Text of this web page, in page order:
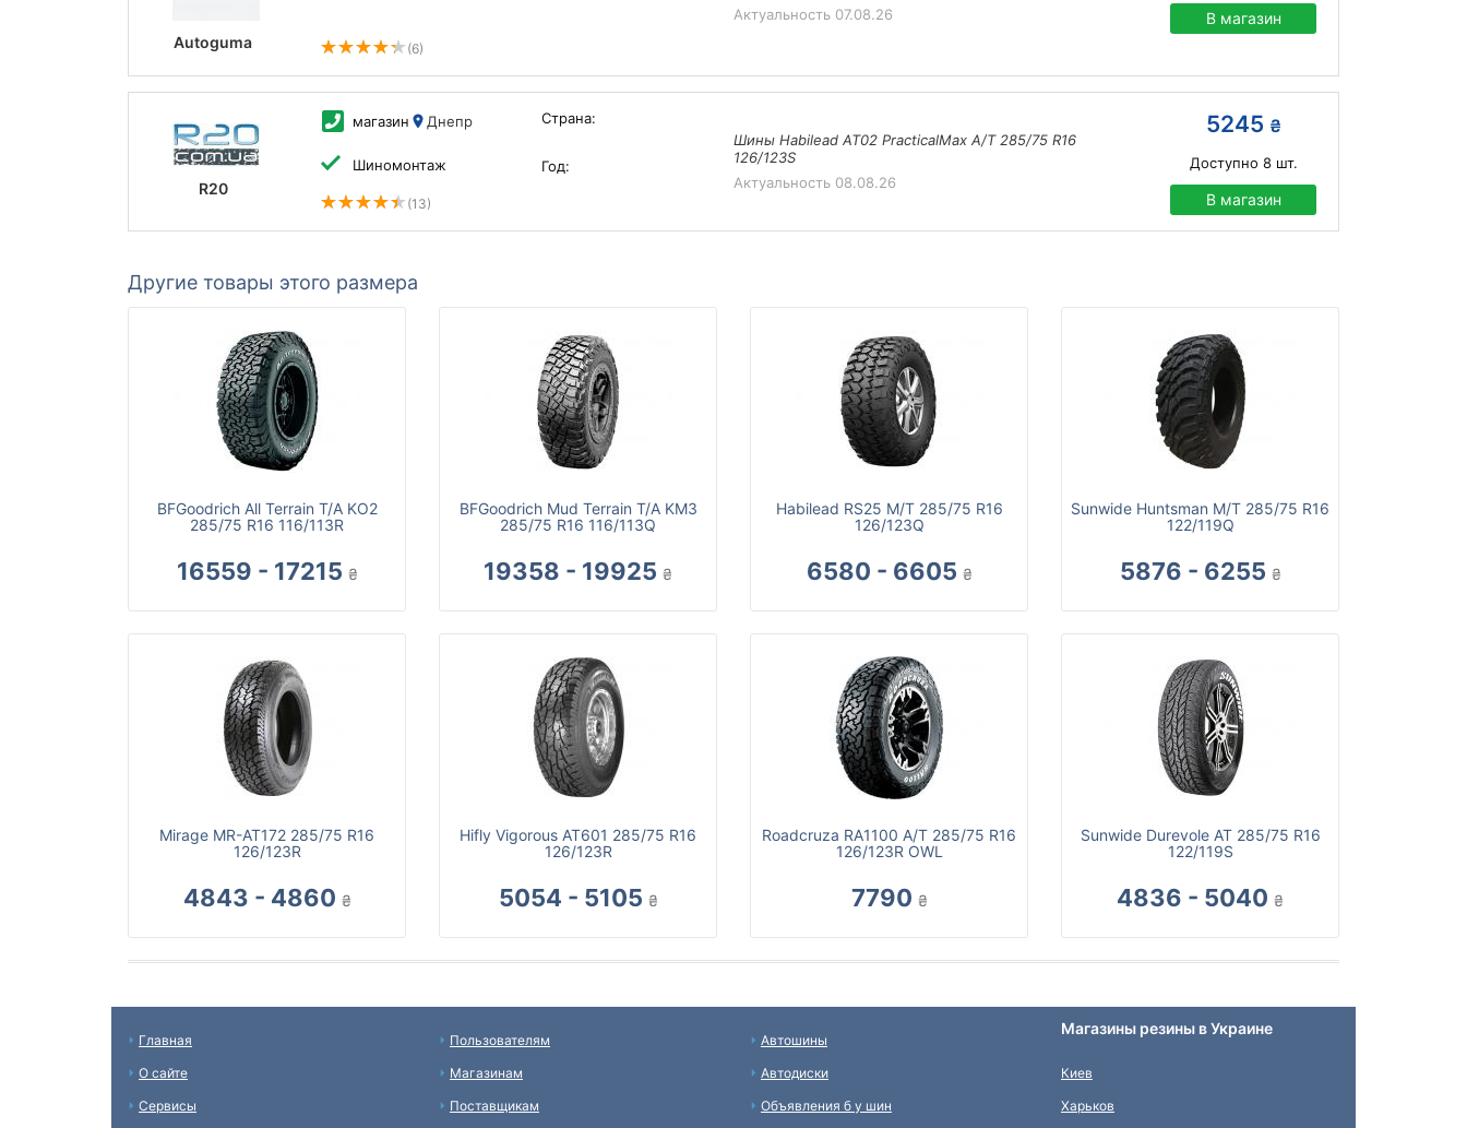
Autoguma (6)
Актуальность 07.08.26 В магазин
R20
магазин Днепр
Шиномонтаж
(13)
Страна:
Год:
Шины Habilead AT02 PracticalMax A/T 285/75 R16
126/123S
Актуальность 08.08.26
5245 ₴
Доступно 8шт.
В магазин
Другие товары этого размера
BFGoodrich All Terrain T/A KO2
285/75 R16 116/113R
16559 - 17215 ₴
BFGoodrich Mud Terrain T/A KM3
285/75 R16 116/113Q
19358 - 19925 ₴
Habilead RS25 M/T 285/75 R16
126/123Q
6580 - 6605 ₴
Sunwide Huntsman M/T 285/75 R16
122/119Q
5876 - 6255 ₴
Mirage MR-AT172 285/75 R16
126/123R
4843 - 4860 ₴
Hifly Vigorous AT601 285/75 R16
126/123R
5054 - 5105 ₴
Roadcruza RA1100 A/T 285/75 R16
126/123R OWL
7790 ₴
Sunwide Durevole AT 285/75 R16
122/119S
4836 - 5040 ₴
Главная
О сайте
Сервисы
Пользователям
Магазинам
Поставщикам
Автошины
Автодиски
Объявления б у шин
Магазины резины в Украине
Киев
Харьков